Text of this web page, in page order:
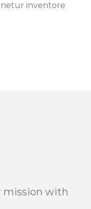
inventore
mission with